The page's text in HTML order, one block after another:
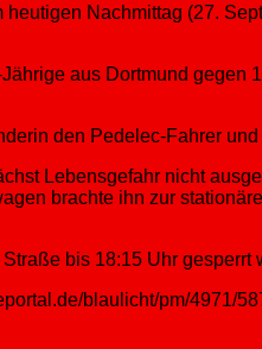
Nachmittag (27.
aus Dortmund
den Pedelec-Fahrer
Lebensgefahr nicht
brachte ihn zur
bis 18:15 Uhr gesperrt
blaulicht/pm/4971/